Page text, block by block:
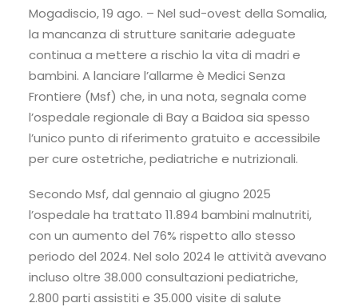
Mogadiscio, 19 ago. – Nel sud-ovest della Somalia,
la mancanza di strutture sanitarie adeguate
continua a mettere a rischio la vita di madri e
bambini. A lanciare l’allarme è Medici Senza
Frontiere (Msf) che, in una nota, segnala come
l’ospedale regionale di Bay a Baidoa sia spesso
l’unico punto di riferimento gratuito e accessibile
per cure ostetriche, pediatriche e nutrizionali.
Secondo Msf, dal gennaio al giugno 2025
l’ospedale ha trattato 11.894 bambini malnutriti,
con un aumento del 76% rispetto allo stesso
periodo del 2024. Nel solo 2024 le attività avevano
incluso oltre 38.000 consultazioni pediatriche,
2.800 parti assistiti e 35.000 visite di salute